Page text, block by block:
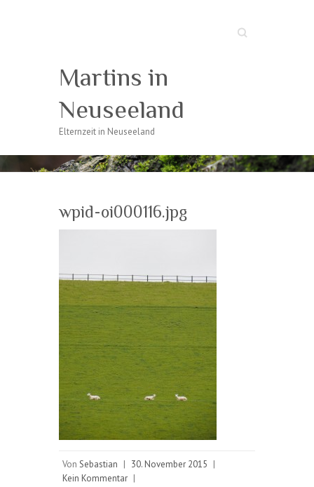
Suche
Martins in
Neuseeland
Elternzeit in Neuseeland
wpid-oi000116.jpg
Von Sebastian | 30. November 2015 |
Kein Kommentar |